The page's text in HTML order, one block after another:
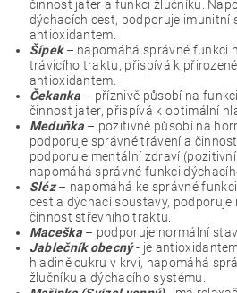
činnost jater a funkci žlučníku.
dýchacích cest, podporuje imunitní
antioxidantem.
Šípek– napomáhá správné funkci
trávicího traktu, přispívá k
antioxidantem.
Čekanka– příznivě působí na
činnost jater, přispívá k optimální
Meduňka– pozitivně působí na
podporuje správné trávení a
podporuje mentální zdraví
napomáhá správné funkci
Sléz– napomáhá ke správné
cest a dýchací soustavy, podporuje
činnost střevního traktu.
Maceška– podporuje normální stav
Jablečník obecný- je
hladině cukru v krvi, napomáhá
žlučníku a dýchacího systému.